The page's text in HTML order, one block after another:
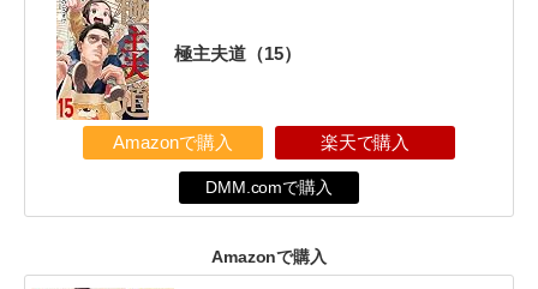
極主夫道（15）
Amazonで購入 楽天で購入
DMM.comで購入
Amazonで購入